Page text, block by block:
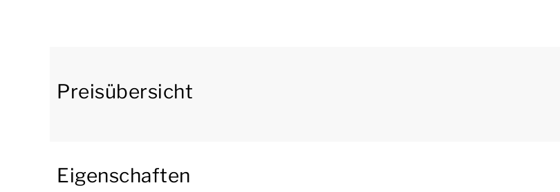
In der ersten Etage gibt es 2 Schlafzimmer und 1 Badezimmer. Ein Schlafzimmer hat 2 Einzel-
Preisübersicht
Eigenschaften